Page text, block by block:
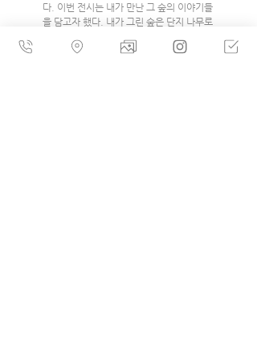
다. 이번 전시는 내가 만난 그 숲의 이야기들
을 담고자 했다. 내가 그린 숲은 단지 나무로
진 삶, 흔들리는 선, 그리고 바다 끝의 수평